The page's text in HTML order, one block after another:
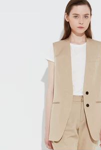
在买衣服的